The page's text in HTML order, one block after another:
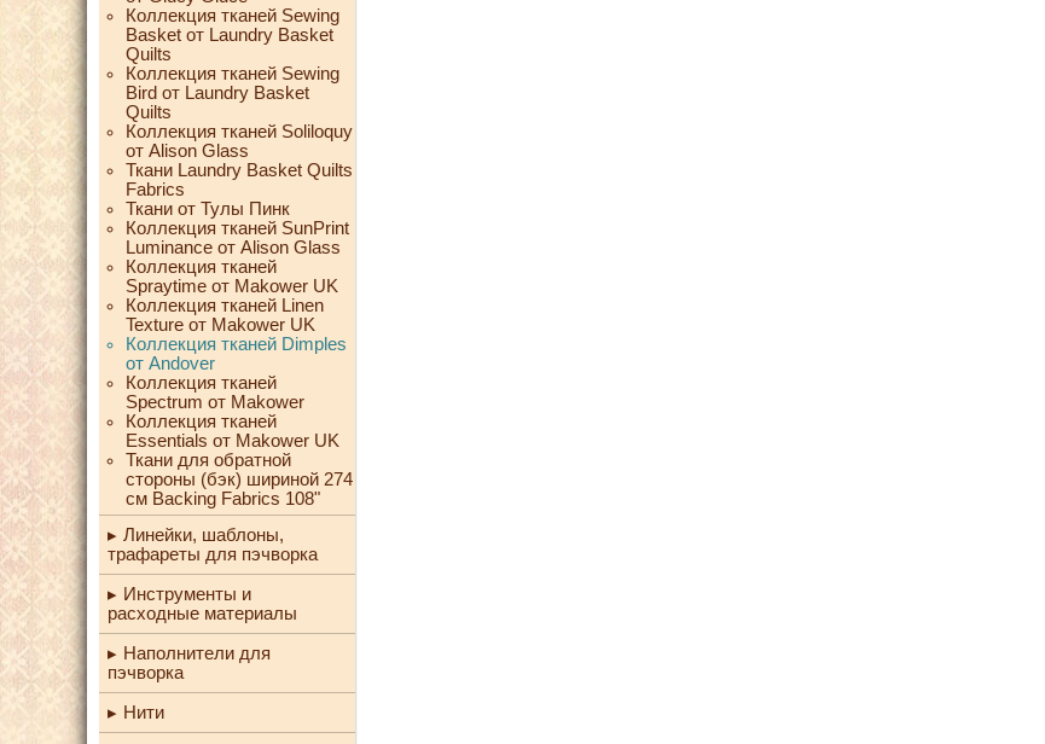
Коллекция тканей Sewing
Basket от Laundry Basket
Quilts
Коллекция тканей Sewing
Bird от Laundry Basket
Quilts
Коллекция тканей Soliloquy
от Alison Glass
Ткани Laundry Basket Quilts
Fabrics
Ткани от Тулы Пинк
Коллекция тканей SunPrint
Luminance от Alison Glass
Коллекция тканей
Spraytime от Makower UK
Коллекция тканей Linen
Texture от Makower UK
Коллекция тканей Dimples
от Andover
Коллекция тканей
Spectrum от Makower
Коллекция тканей
Essentials от Makower UK
Ткани для обратной
стороны (бэк) шириной 274
см Backing Fabrics 108"
Линейки, шаблоны,
трафареты для пэчворка
Инструменты и
расходные материалы
Наполнители для
пэчворка
Нити